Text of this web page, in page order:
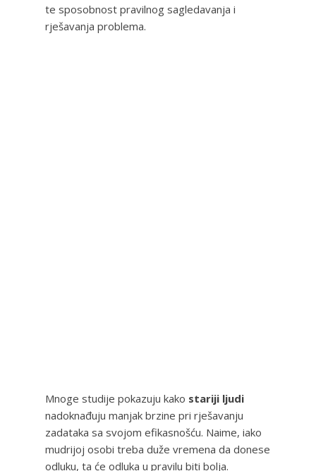
te sposobnost pravilnog sagledavanja i
rješavanja problema.
Mnoge studije pokazuju kako stariji ljudi
nadoknađuju manjak brzine pri rješavanju
zadataka sa svojom efikasnošću. Naime, iako
mudrijoj osobi treba duže vremena da donese
odluku, ta će odluka u pravilu biti bolja.